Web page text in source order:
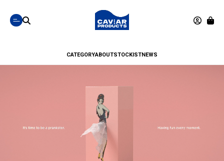
CATEGORYABOUTSTOCKISTNEWS